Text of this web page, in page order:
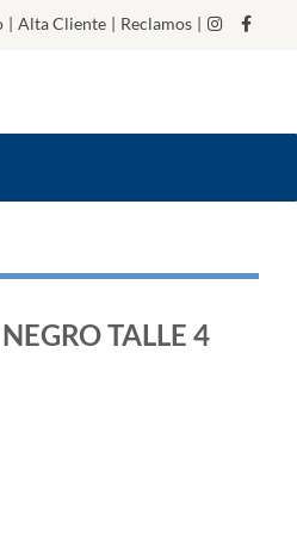
| Alta Cliente | Reclamos |
TALLE 4